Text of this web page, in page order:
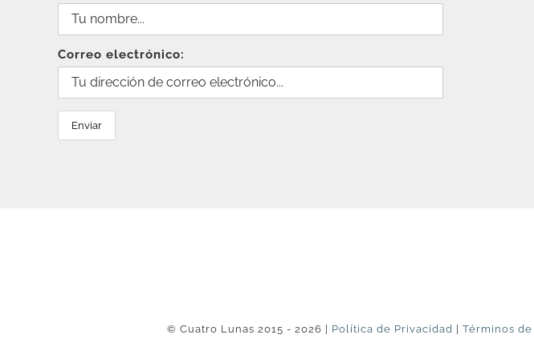
Correo electrónico:
© Cuatro Lunas 2015 - 2026 | Política de Privacidad | Términos de